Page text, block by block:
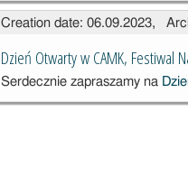
Creation date: 06.09.2023,
Dzień Otwarty w CAMK, Festiwal
Serdecznie zapraszamy na